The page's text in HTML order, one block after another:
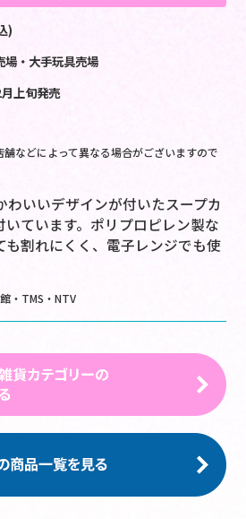
)
場・大手玩具売場
月上旬発売
などによって異なる場合がございますので
わいいデザインが付いたスープカ
いています。ポリプロピレン製な
も割れにくく、電子レンジでも使
・TMS・NTV